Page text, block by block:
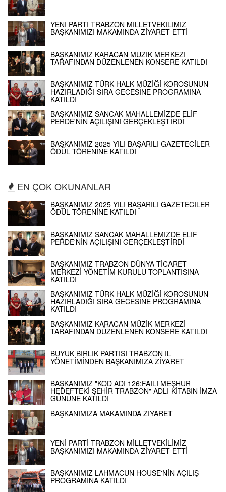
YENİ PARTİ TRABZON MİLLETVEKİLİMİZ
BAŞKANIMIZI MAKAMINDA ZİYARET ETTİ
BAŞKANIMIZ KARACAN MÜZİK MERKEZİ
TARAFINDAN DÜZENLENEN KONSERE KATILDI
BAŞKANIMIZ TÜRK HALK MÜZİĞİ KOROSUNUN
HAZIRLADIĞI SIRA GECESİNE PROGRAMINA
KATILDI
BAŞKANIMIZ SANCAK MAHALLEMİZDE ELİF
PERDE'NİN AÇILIŞINI GERÇEKLEŞTİRDİ
BAŞKANIMIZ 2025 YILI BAŞARILI GAZETECİLER
ÖDÜL TÖRENİNE KATILDI
EN ÇOK OKUNANLAR
BAŞKANIMIZ 2025 YILI BAŞARILI GAZETECİLER
ÖDÜL TÖRENİNE KATILDI
BAŞKANIMIZ SANCAK MAHALLEMİZDE ELİF
PERDE'NİN AÇILIŞINI GERÇEKLEŞTİRDİ
BAŞKANIMIZ TRABZON DÜNYA TİCARET
MERKEZİ YÖNETİM KURULU TOPLANTISINA
KATILDI
BAŞKANIMIZ TÜRK HALK MÜZİĞİ KOROSUNUN
HAZIRLADIĞI SIRA GECESİNE PROGRAMINA
KATILDI
BAŞKANIMIZ KARACAN MÜZİK MERKEZİ
TARAFINDAN DÜZENLENEN KONSERE KATILDI
BÜYÜK BİRLİK PARTİSİ TRABZON İL
YÖNETİMİNDEN BAŞKANIMIZA ZİYARET
BAŞKANIMIZ "KOD ADI 126:FAİLİ MEŞHUR
HEDEFTEKİ ŞEHİR TRABZON" ADLI KİTABIN İMZA
GÜNÜNE KATILDI
BAŞKANIMIZA MAKAMINDA ZİYARET
YENİ PARTİ TRABZON MİLLETVEKİLİMİZ
BAŞKANIMIZI MAKAMINDA ZİYARET ETTİ
BAŞKANIMIZ LAHMACUN HOUSE'NİN AÇILIŞ
PROGRAMINA KATILDI